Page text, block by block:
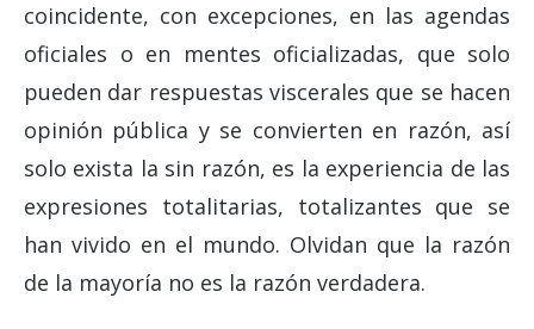
coincidente, con excepciones, en las agendas
oficiales o en mentes oficializadas, que solo
pueden dar respuestas viscerales que se hacen
opinión pública y se convierten en razón, así
solo exista la sin razón, es la experiencia de las
expresiones totalitarias, totalizantes que se
han vivido en el mundo. Olvidan que la razón
de la mayoría no es la razón verdadera.